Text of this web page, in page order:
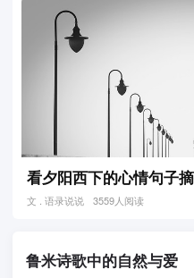
看夕阳西下的心情句子
文 . 语录说说 3559人阅读
鲁米诗歌中的自然与爱